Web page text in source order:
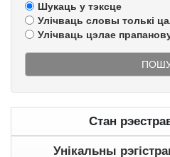
Шукаць у тэксце
Улічваць словы толькі
Улічваць цэлае
Стан
Унікальны